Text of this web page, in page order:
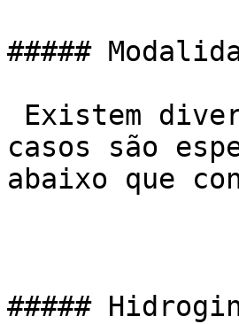
#####
casos são
abaixo que
#####